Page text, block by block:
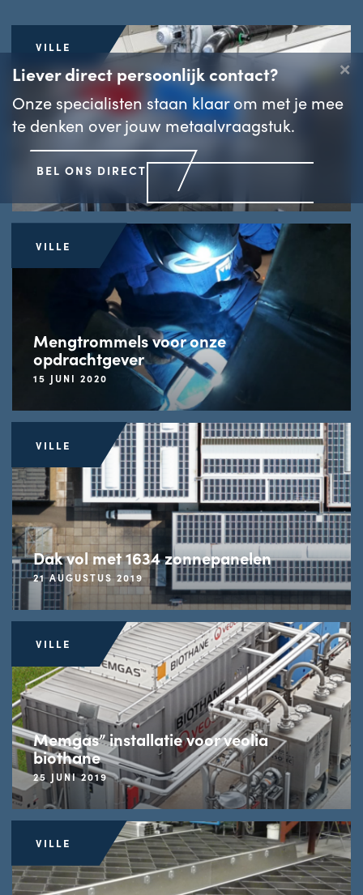
×
Liever direct persoonlijk contact?
Onze specialisten staan klaar om met je mee
te denken over jouw metaalvraagstuk.
BEL ONS DIRECT
VILLE
Snijden, kanten en lassen voor
Unifortes
13 JULI 2020
VILLE
Mengtrommels voor onze
opdrachtgever
15 JUNI 2020
VILLE
Dak vol met 1634 zonnepanelen
21 AUGUSTUS 2019
VILLE
Memgas” installatie voor veolia
biothane
25 JUNI 2019
VILLE